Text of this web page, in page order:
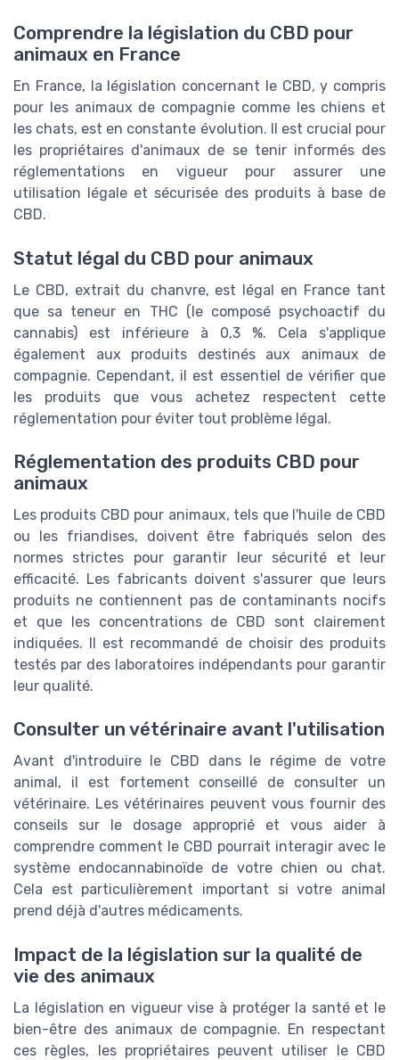
Comprendre la législation du CBD pour
animaux en France
En France, la législation concernant le CBD, y compris
pour les animaux de compagnie comme les chiens et
les chats, est en constante évolution. Il est crucial pour
les propriétaires d'animaux de se tenir informés des
réglementations en vigueur pour assurer une
utilisation légale et sécurisée des produits à base de
CBD.
Statut légal du CBD pour animaux
Le CBD, extrait du chanvre, est légal en France tant
que sa teneur en THC (le composé psychoactif du
cannabis) est inférieure à 0,3 %. Cela s'applique
également aux produits destinés aux animaux de
compagnie. Cependant, il est essentiel de vérifier que
les produits que vous achetez respectent cette
réglementation pour éviter tout problème légal.
Réglementation des produits CBD pour
animaux
Les produits CBD pour animaux, tels que l'huile de CBD
ou les friandises, doivent être fabriqués selon des
normes strictes pour garantir leur sécurité et leur
efficacité. Les fabricants doivent s'assurer que leurs
produits ne contiennent pas de contaminants nocifs
et que les concentrations de CBD sont clairement
indiquées. Il est recommandé de choisir des produits
testés par des laboratoires indépendants pour garantir
leur qualité.
Consulter un vétérinaire avant l'utilisation
Avant d'introduire le CBD dans le régime de votre
animal, il est fortement conseillé de consulter un
vétérinaire. Les vétérinaires peuvent vous fournir des
conseils sur le dosage approprié et vous aider à
comprendre comment le CBD pourrait interagir avec le
système endocannabinoïde de votre chien ou chat.
Cela est particulièrement important si votre animal
prend déjà d'autres médicaments.
Impact de la législation sur la qualité de
vie des animaux
La législation en vigueur vise à protéger la santé et le
bien-être des animaux de compagnie. En respectant
ces règles, les propriétaires peuvent utiliser le CBD